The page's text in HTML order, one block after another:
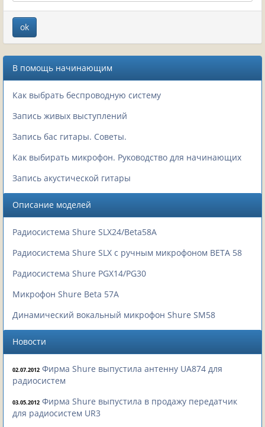
В помощь начинающим
Как выбрать беспроводную систему
Запись живых выступлений
Запись бас гитары. Советы.
Как выбирать микрофон. Руководство для начинающих
Запись акустической гитары
Описание моделей
Радиосистема Shure SLX24/Beta58A
Радиосистема Shure SLX с ручным микрофоном BETA 58
Радиосистема Shure PGX14/PG30
Микрофон Shure Beta 57A
Динамический вокальный микрофон Shure SM58
Новости
02.07.2012 Фирма Shure выпустила антенну UA874 для
радиосистем
03.05.2012 Фирма Shure выпустила в продажу передатчик
для радиосистем UR3